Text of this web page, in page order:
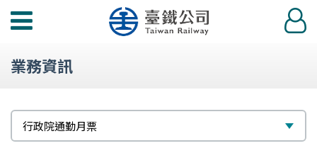
功
選
登
入
業務資訊
題
行政院通勤月票